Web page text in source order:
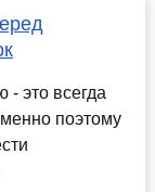
- это всегда
поэтому